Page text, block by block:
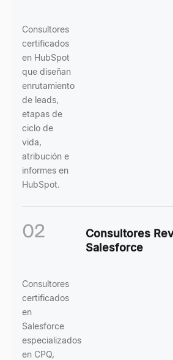
Consultores
certificados
en HubSpot
que diseñan
enrutamiento
de leads,
etapas de
ciclo de
vida,
atribución e
informes en
HubSpot.
02
Consultores
Salesforce
Consultores
certificados
en
Salesforce
especializados
en CPQ,